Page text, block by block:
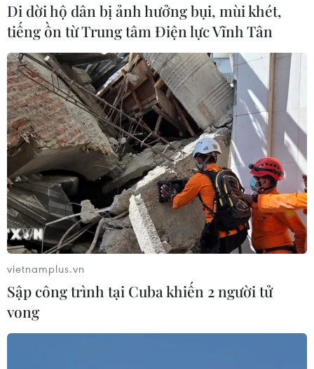
Di dời hộ dân bị ảnh hưởng bụi, mùi khét,
tiếng ồn từ Trung tâm Điện lực Vĩnh Tân
vietnamplus.vn
Sập công trình tại Cuba khiến 2 người tử
vong